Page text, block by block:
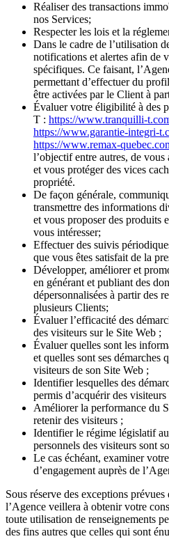
Réaliser des transactions
nos Services;
Respecter les lois et la
Dans le cadre de l’utilisation
notifications et alertes afin de
spécifiques. Ce faisant,
permettant d’effectuer du
être activées par le Client à
Évaluer votre éligibilité à des
T : https://www.tranquilli-
https://www.garantie-integri-
https://www.remax-
l’objectif entre autres, de
et vous protéger des vices
propriété.
De façon générale,
transmettre des informations
et vous proposer des produits
vous intéresser;
Effectuer des suivis
que vous êtes satisfait de la
Développer, améliorer et
en générant et publiant des
dépersonnalisées à partir des
plusieurs Clients;
Évaluer l’efficacité des
des visiteurs sur le Site Web ;
Évaluer quelles sont les
et quelles sont ses démarches
visiteurs de son Site Web ;
Identifier lesquelles des
permis d’acquérir des visiteurs
Améliorer la performance du
retenir des visiteurs ;
Identifier le régime législatif
personnels des visiteurs sont
Le cas échéant, examiner
d’engagement auprès de
Sous réserve des exceptions
l’Agence veillera à obtenir votre
toute utilisation de renseignements
des fins autres que celles qui sont